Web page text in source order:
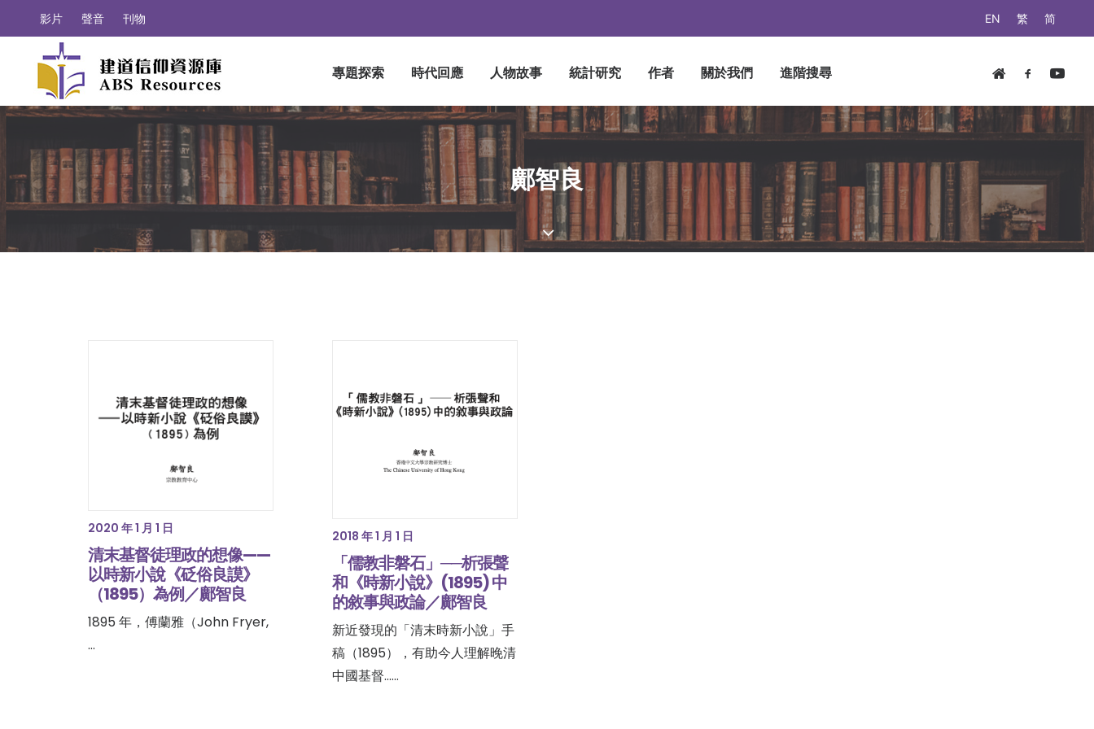
EN 繁 简
影片 聲音 刊物
專題探索 時代回應 人物故事 統計研究 作者 關於我們 進階搜尋
鄺智良
2020 年 1 月 1 日
清末基督徒理政的想像——
以時新小說《砭俗良謨》
（1895）為例／鄺智良
1895 年，傅蘭雅（John Fryer,
…
2018 年 1 月 1 日
「儒教非磐石」──析張聲
和《時新小說》(1895) 中
的敘事與政論／鄺智良
新近發現的「清末時新小說」手
稿（1895），有助今人理解晚清
中國基督……